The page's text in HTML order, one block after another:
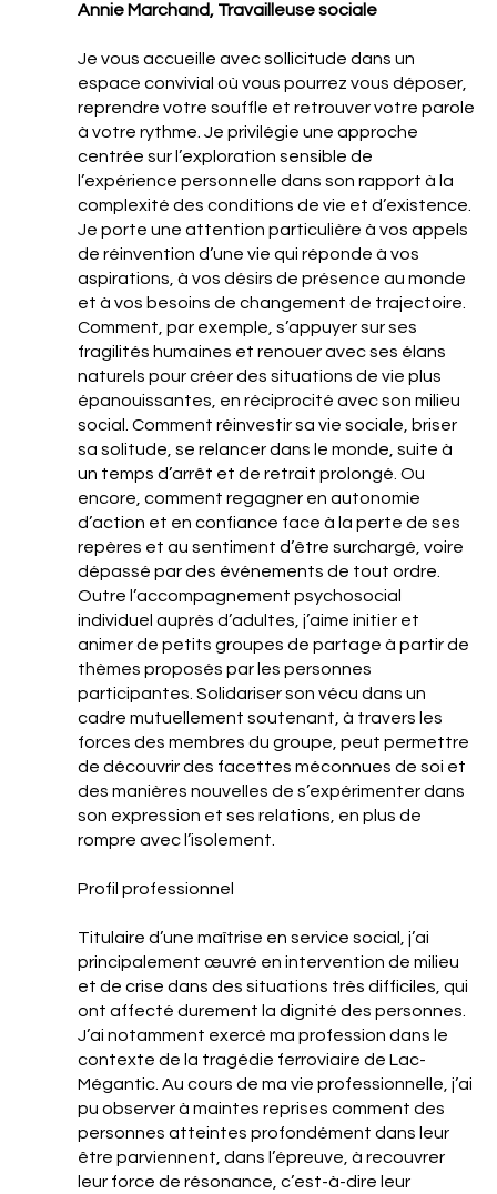
Annie Marchand, Travailleuse sociale
Je vous accueille avec sollicitude dans un
espace convivial où vous pourrez vous déposer,
reprendre votre souffle et retrouver votre parole
à votre rythme. Je privilégie une approche
centrée sur l’exploration sensible de
l’expérience personnelle dans son rapport à la
complexité des conditions de vie et d’existence.
Je porte une attention particulière à vos appels
de réinvention d’une vie qui réponde à vos
aspirations, à vos désirs de présence au monde
et à vos besoins de changement de trajectoire.
Comment, par exemple, s’appuyer sur ses
fragilités humaines et renouer avec ses élans
naturels pour créer des situations de vie plus
épanouissantes, en réciprocité avec son milieu
social. Comment réinvestir sa vie sociale, briser
sa solitude, se relancer dans le monde, suite à
un temps d’arrêt et de retrait prolongé. Ou
encore, comment regagner en autonomie
d’action et en confiance face à la perte de ses
repères et au sentiment d’être surchargé, voire
dépassé par des événements de tout ordre.
Outre l’accompagnement psychosocial
individuel auprès d’adultes, j’aime initier et
animer de petits groupes de partage à partir de
thèmes proposés par les personnes
participantes. Solidariser son vécu dans un
cadre mutuellement soutenant, à travers les
forces des membres du groupe, peut permettre
de découvrir des facettes méconnues de soi et
des manières nouvelles de s’expérimenter dans
son expression et ses relations, en plus de
rompre avec l’isolement.
Profil professionnel
Titulaire d’une maîtrise en service social, j’ai
principalement œuvré en intervention de milieu
et de crise dans des situations très difficiles, qui
ont affecté durement la dignité des personnes.
J’ai notamment exercé ma profession dans le
contexte de la tragédie ferroviaire de Lac-
Mégantic. Au cours de ma vie professionnelle, j’ai
pu observer à maintes reprises comment des
personnes atteintes profondément dans leur
être parviennent, dans l’épreuve, à recouvrer
leur force de résonance, c’est-à-dire leur